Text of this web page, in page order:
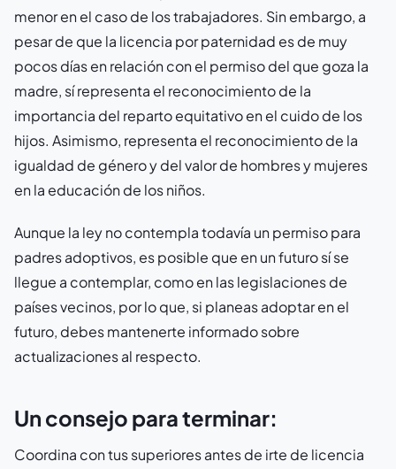
menor en el caso de los trabajadores. Sin embargo, a
pesar de que la licencia por paternidad es de muy
pocos días en relación con el permiso del que goza la
madre, sí representa el reconocimiento de la
importancia del reparto equitativo en el cuido de los
hijos. Asimismo, representa el reconocimiento de la
igualdad de género y del valor de hombres y mujeres
en la educación de los niños.
Aunque la ley no contempla todavía un permiso para
padres adoptivos, es posible que en un futuro sí se
llegue a contemplar, como en las legislaciones de
países vecinos, por lo que, si planeas adoptar en el
futuro, debes mantenerte informado sobre
actualizaciones al respecto.
Un consejo para terminar:
Coordina con tus superiores antes de irte de licencia